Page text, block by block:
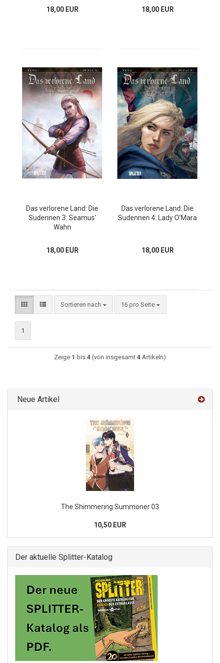
18,00 EUR 18,00 EUR
Das verlorene Land: Die
Sudennen 3: Seamus'
Wahn
18,00 EUR
Das verlorene Land: Die
Sudennen 4: Lady O'Mara
18,00 EUR
Sortieren nach 16 pro Seite
1
Zeige 1 bis 4 (von insgesamt 4 Artikeln)
Neue Artikel
The Shimmering Summoner 03
10,50 EUR
Der aktuelle Splitter-Katalog